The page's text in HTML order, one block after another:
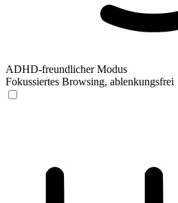
ADHD-freundlicher Modus
Fokussiertes Browsing, ablenkungsfrei